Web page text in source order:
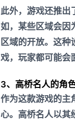
此外，游戏还推出
如，某些区域会因
区域的开放。这
戏，玩家都可能会
3、高桥名人的角
作为这款游戏的主
心。高桥名人以其